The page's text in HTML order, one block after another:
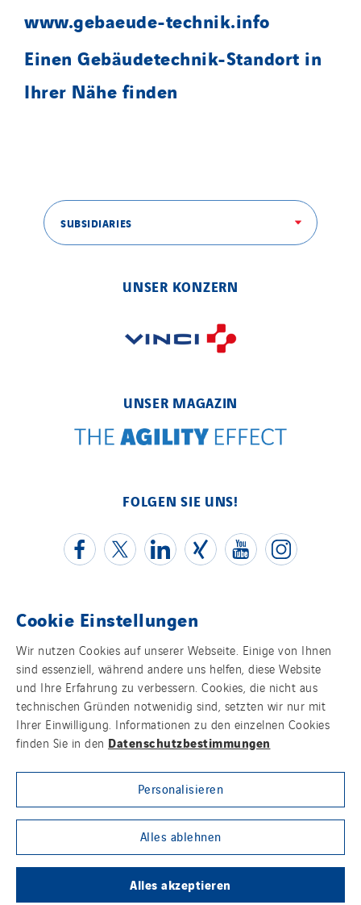
www.gebaeude-technik.info
Einen Gebäudetechnik-Standort in
Ihrer Nähe finden
SUBSIDIARIES
UNSER KONZERN
UNSER MAGAZIN
FOLGEN SIE UNS!
Kontakt
Impressum
Datenschutz
Cookies
Sitemap
Group websites
Cookie Einstellungen
Wir nutzen Cookies auf unserer Webseite. Einige von Ihnen
sind essenziell, während andere uns helfen, diese Website
und Ihre Erfahrung zu verbessern. Cookies, die nicht aus
technischen Gründen notwenidig sind, setzten wir nur mit
Ihrer Einwilligung. Informationen zu den einzelnen Cookies
finden Sie in den Datenschutzbestimmungen
Personalisieren
Alles ablehnen
Alles akzeptieren